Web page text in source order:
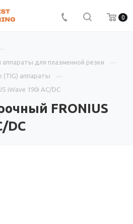
0
для плазменной резки
(TIG) аппараты
iWave 190i AC/DC
FRONIUS
DC